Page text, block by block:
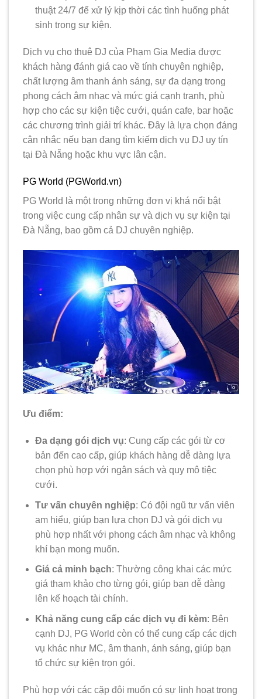
thuật 24/7 để xử lý kịp thời các tình huống phát
sinh trong sự kiện.
Dịch vụ cho thuê DJ của Phạm Gia Media được
khách hàng đánh giá cao về tính chuyên nghiệp,
chất lượng âm thanh ánh sáng, sự đa dạng trong
phong cách âm nhạc và mức giá cạnh tranh, phù
hợp cho các sự kiện tiệc cưới, quán cafe, bar hoặc
các chương trình giải trí khác. Đây là lựa chọn đáng
cân nhắc nếu bạn đang tìm kiếm dịch vụ DJ uy tín
tại Đà Nẵng hoặc khu vực lân cận.
PG World (PGWorld.vn)
PG World là một trong những đơn vị khá nổi bật
trong việc cung cấp nhân sự và dịch vụ sự kiện tại
Đà Nẵng, bao gồm cả DJ chuyên nghiệp.
Ưu điểm:
Đa dạng gói dịch vụ: Cung cấp các gói từ cơ
bản đến cao cấp, giúp khách hàng dễ dàng lựa
chọn phù hợp với ngân sách và quy mô tiệc
cưới.
Tư vấn chuyên nghiệp: Có đội ngũ tư vấn viên
am hiểu, giúp bạn lựa chọn DJ và gói dịch vụ
phù hợp nhất với phong cách âm nhạc và không
khí bạn mong muốn.
Giá cả minh bạch: Thường công khai các mức
giá tham khảo cho từng gói, giúp bạn dễ dàng
lên kế hoạch tài chính.
Khả năng cung cấp các dịch vụ đi kèm: Bên
cạnh DJ, PG World còn có thể cung cấp các dịch
vụ khác như MC, âm thanh, ánh sáng, giúp bạn
tổ chức sự kiện trọn gói.
Phù hợp với các cặp đôi muốn có sự linh hoạt trong